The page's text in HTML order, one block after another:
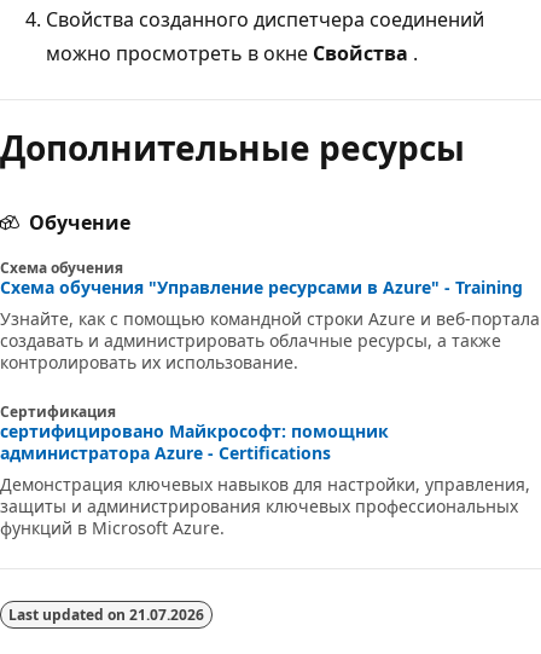
Свойства созданного диспетчера соединений
можно просмотреть в окне Свойства .
Режим
чтения
выключен
Дополнительные ресурсы
Обучение
Схема обучения
Схема обучения "Управление ресурсами в Azure" - Training
Узнайте, как с помощью командной строки Azure и веб-портала
создавать и администрировать облачные ресурсы, а также
контролировать их использование.
Сертификация
сертифицировано Майкрософт: помощник
администратора Azure - Certifications
Демонстрация ключевых навыков для настройки, управления,
защиты и администрирования ключевых профессиональных
функций в Microsoft Azure.
Last updated on 21.07.2026